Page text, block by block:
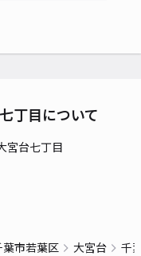
丁目について
宮台七丁目
葉市若葉区 大宮台 千